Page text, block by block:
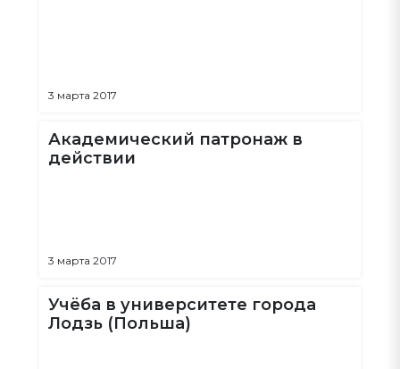
3 марта 2017
Академический патронаж в
действии
3 марта 2017
Учёба в университете города
Лодзь (Польша)